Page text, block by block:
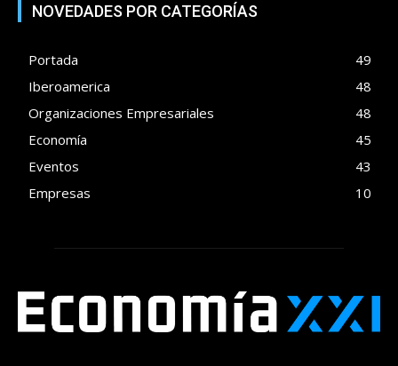
NOVEDADES POR CATEGORÍAS
Portada
49
Iberoamerica
48
Organizaciones Empresariales
48
Economía
45
Eventos
43
Empresas
10